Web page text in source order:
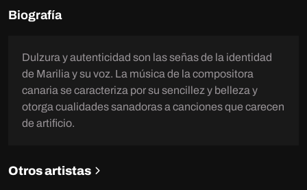
Biografía
Dulzura y autenticidad son las señas de la identidad
de Marilia y su voz. La música de la compositora
canaria se caracteriza por su sencillez y belleza y
otorga cualidades sanadoras a canciones que carecen
de artificio.
Otros artistas